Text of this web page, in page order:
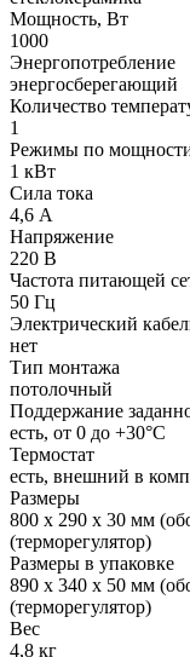
Мощность, Вт
1000
Энергопотребление
энергосберегающий
Количество
1
Режимы по
1 кВт
Сила тока
4,6 А
Напряжение
220 В
Частота питающей
50 Гц
Электрический
нет
Тип монтажа
потолочный
Поддержание
есть, от 0 до +30°С
Термостат
есть, внешний в
Размеры
800 x 290 x 30 мм
(терморегулятор)
Размеры в упаковке
890 x 340 x 50 мм
(терморегулятор)
Вес
4,8 кг